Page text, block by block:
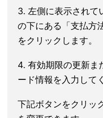
3. 左側に表示されて
の下にある「支払方
をクリックします。
4. 有効期限の更新ま
ード情報を入力して
下記ボタンをクリッ